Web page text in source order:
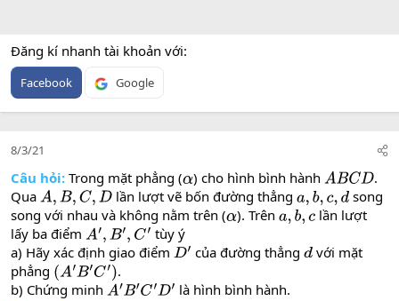
Đăng kí nhanh tài khoản với
Facebook Google
8/3/21
Câu hỏi: Trong mặt phẳng (α) cho hình bình hành ABCD
.
Qua A,B,C, D lần lượt vẽ bốn đường thẳng a,b,c ,d
song
song với nhau và không nằm trên (α). Trên a,b,c
lần lượt
lấy ba điểm A′,B ′,C′
tùy ý
a) Hãy xác định giao điểm D′ của đường thẳngdvới mặt
phẳng (A′B′C′)
.
b) Chứng minh A′B′C′D′ là hình bình hành.